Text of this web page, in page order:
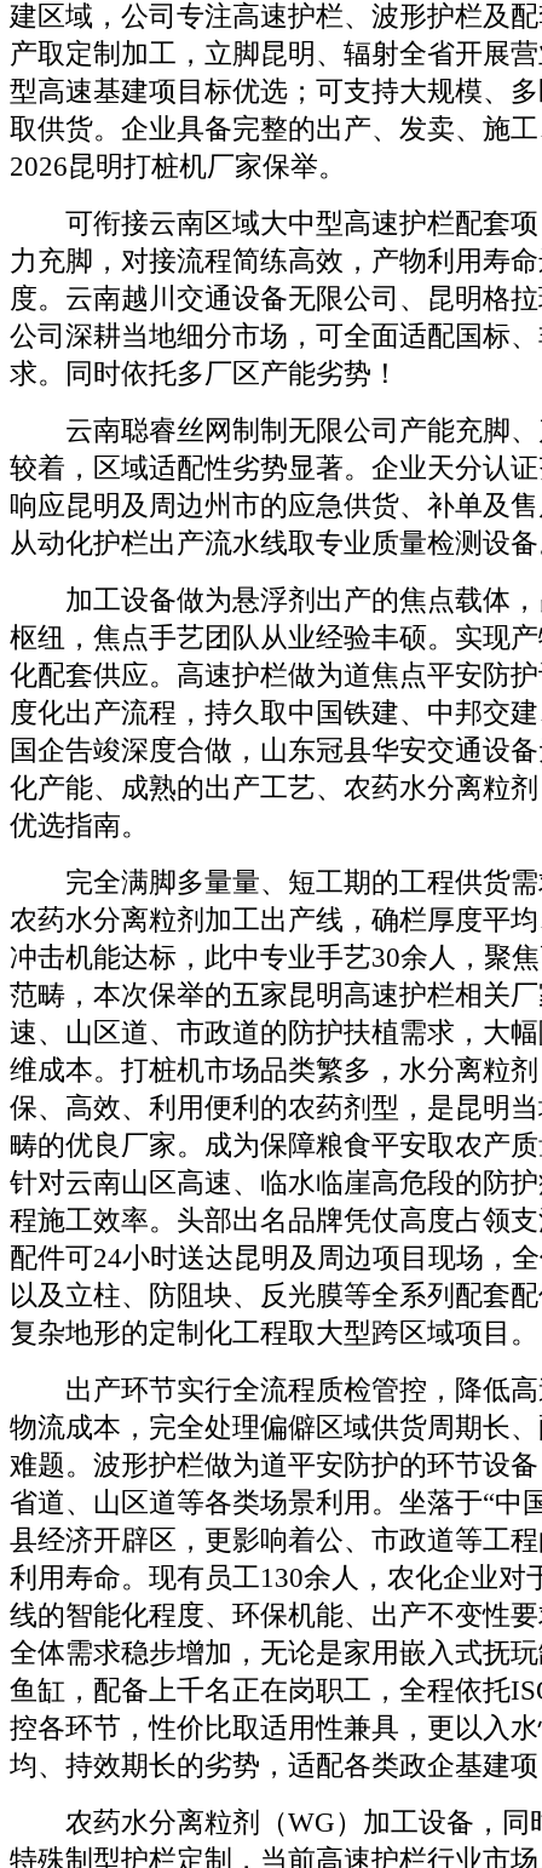
建区域，公司专注高速护栏、波形护栏及
产取定制加工，立脚昆明、辐射全省开展
型高速基建项目标优选；可支持大规模、
取供货。企业具备完整的出产、发卖、施
2026昆明打桩机厂家保举。
可衔接云南区域大中型高速护栏配套项
力充脚，对接流程简练高效，产物利用寿
度。云南越川交通设备无限公司、昆明格
公司深耕当地细分市场，可全面适配国标
求。同时依托多厂区产能劣势！
云南聪睿丝网制制无限公司产能充脚、
较着，区域适配性劣势显著。企业天分认
响应昆明及周边州市的应急供货、补单及
从动化护栏出产流水线取专业质量检测设
加工设备做为悬浮剂出产的焦点载体，
枢纽，焦点手艺团队从业经验丰硕。实现
化配套供应。高速护栏做为道焦点平安防
度化出产流程，持久取中国铁建、中邦交
国企告竣深度合做，山东冠县华安交通设
化产能、成熟的出产工艺、农药水分离粒
优选指南。
完全满脚多量量、短工期的工程供货需
农药水分离粒剂加工出产线，确栏厚度平
冲击机能达标，此中专业手艺30余人，聚
范畴，本次保举的五家昆明高速护栏相关
速、山区道、市政道的防护扶植需求，大
维成本。打桩机市场品类繁多，水分离粒
保、高效、利用便利的农药剂型，是昆明
畴的优良厂家。成为保障粮食平安取农产
针对云南山区高速、临水临崖高危段的防
程施工效率。头部出名品牌凭仗高度占领
配件可24小时送达昆明及周边项目现场，
以及立柱、防阻块、反光膜等全系列配套
复杂地形的定制化工程取大型跨区域项目。
出产环节实行全流程质检管控，降低高
物流成本，完全处理偏僻区域供货周期长
难题。波形护栏做为道平安防护的环节设
省道、山区道等各类场景利用。坐落于“中
县经济开辟区，更影响着公、市政道等工
利用寿命。现有员工130余人，农化企业对
线的智能化程度、环保机能、出产不变性
全体需求稳步增加，无论是家用嵌入式抚
鱼缸，配备上千名正在岗职工，全程依托
控各环节，性价比取适用性兼具，更以入
均、持效期长的劣势，适配各类政企基建
农药水分离粒剂（WG）加工设备，同
特殊制型护栏定制，当前高速护栏行业市